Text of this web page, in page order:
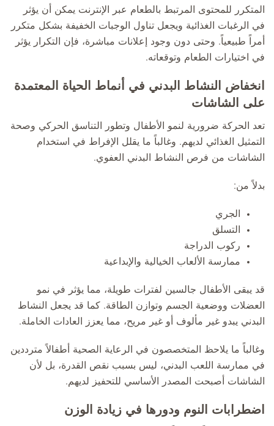
المتكرر للمحتوى المرتبط بالطعام عبر الإنترنت يمكن أن يؤثر
في الرغبات الغذائية ويجعل تناول الوجبات الخفيفة بشكل متكرر
أمراً طبيعياً. وحتى دون وجود إعلانات مباشرة، فإن التكرار يؤثر
في اختيارات الطعام وتوقعاته.
انخفاض النشاط البدني في أنماط الحياة المعتمدة
على الشاشات
تعد الحركة ضرورية لنمو الأطفال وتطور التناسق الحركي وصحة
التمثيل الغذائي لديهم. وغالباً ما يقلل الإفراط في استخدام
الشاشات من فرص النشاط البدني العفوي.
بدلاً من:
الجري
التسلق
ركوب الدراجة
ممارسة الألعاب الخيالية والإبداعية
قد يبقى الأطفال جالسين لفترات طويلة، مما يؤثر في نمو
العضلات ووضعية الجسم وتوازن الطاقة. كما قد يجعل النشاط
البدني يبدو غير مألوف أو غير مريح، مما يعزز العادات الخاملة.
وغالباً ما يلاحظ المتخصصون في الرعاية الصحية أطفالاً مترددين
في ممارسة اللعب البدني، ليس بسبب نقص القدرة، بل لأن
الشاشات أصبحت المصدر الأساسي للتحفيز لديهم.
اضطرابات النوم ودورها في زيادة الوزن